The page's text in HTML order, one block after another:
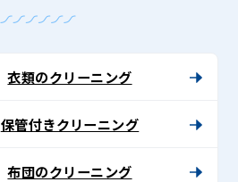
衣類のクリーニング
保管付きクリーニング
布団のクリーニング